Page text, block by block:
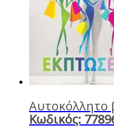
Αυτοκόλλητο
Κωδικός: